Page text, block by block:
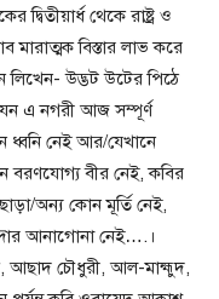
থেকে রাষ্ট্র ও
মারাত্মক বিস্তার লাভ করে
উদ্ভট উটের পিঠে
এ নগরী আজ সম্পূর্ণ
ধ্বনি নেই আর/যেখানে
বরণযোগ্য বীর নেই, কবির
অন্য কোন মূর্তি নেই,
আনাগোনা নেই….।
আছাদ চৌধুরী, আল-মাহ্মুদ,